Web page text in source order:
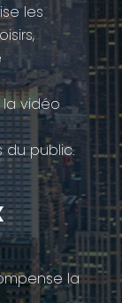
les
vidéo
du public.
la